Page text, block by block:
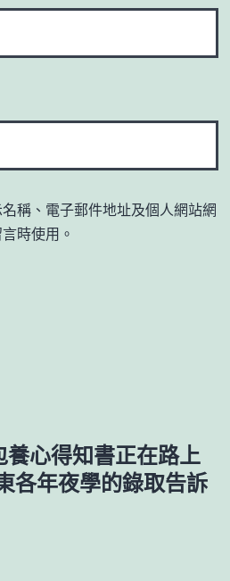
稱、電子郵件地址及個人網站網
時使用。
養心得知書正在路上
各年夜學的錄取告訴